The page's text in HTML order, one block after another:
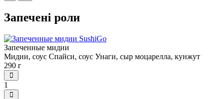
Запечені роли
Запеченные мидии
Мидии, соус Спайси, соус Унаги, сыр моцарелла, кунжут
290 г
1